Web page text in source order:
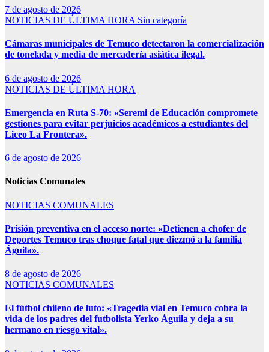
7 de agosto de 2026
NOTICIAS DE ÚLTIMA HORA Sin categoría
Cámaras municipales de Temuco detectaron la comercialización
de tonelada y media de mercadería asiática ilegal.
6 de agosto de 2026
NOTICIAS DE ÚLTIMA HORA
Emergencia en Ruta S-70: «Seremi de Educación compromete
gestiones para evitar perjuicios académicos a estudiantes del
Liceo La Frontera».
6 de agosto de 2026
Noticias Comunales
NOTICIAS COMUNALES
Prisión preventiva en el acceso norte: «Detienen a chofer de
Deportes Temuco tras choque fatal que diezmó a la familia
Águila».
8 de agosto de 2026
NOTICIAS COMUNALES
El fútbol chileno de luto: «Tragedia vial en Temuco cobra la
vida de los padres del futbolista Yerko Águila y deja a su
hermano en riesgo vital».